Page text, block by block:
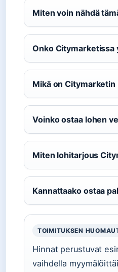
Miten voin nähdä
Onko Citymarketissa
Mikä on
Voinko ostaa lohen
Miten lohitarjous
Kannattaako ostaa
TOIMITUKSEN
Hinnat perustuvat
vaihdella